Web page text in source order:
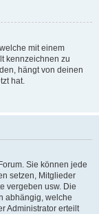
mit einem
kennzeichnen zu
hängt von deinen
hat.
Sie können jede
setzen, Mitglieder
vergeben usw. Die
abhängig, welche
Administrator erteilt